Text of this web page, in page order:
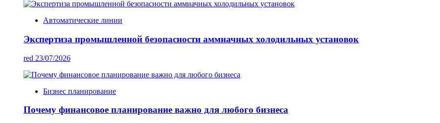
Автоматические линии
Экспертиза промышленной безопасности аммиачных холодильных установок
red 23/07/2026
Бизнес планирование
Почему финансовое планирование важно для любого бизнеса